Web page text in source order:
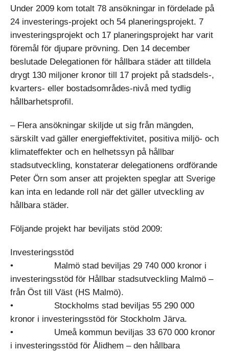
Under 2009 kom totalt 78 ansökningar in fördelade på
24 investerings-projekt och 54 planeringsprojekt. 7
investeringsprojekt och 17 planeringsprojekt har varit
föremål för djupare prövning. Den 14 december
beslutade Delegationen för hållbara städer att tilldela
drygt 130 miljoner kronor till 17 projekt på stadsdels-,
kvarters- eller bostadsområdes-nivå med tydlig
hållbarhetsprofil.
– Flera ansökningar skiljde ut sig från mängden,
särskilt vad gäller energieffektivitet, positiva miljö- och
klimateffekter och en helhetssyn på hållbar
stadsutveckling, konstaterar delegationens ordförande
Peter Örn som anser att projekten speglar att Sverige
kan inta en ledande roll när det gäller utveckling av
hållbara städer.
Följande projekt har beviljats stöd 2009:
Investeringsstöd
• Malmö stad beviljas 29 740 000 kronor i
investeringsstöd för Hållbar stadsutveckling Malmö –
från Öst till Väst (HS Malmö).
• Stockholms stad beviljas 55 290 000
kronor i investeringsstöd för Stockholm Järva.
• Umeå kommun beviljas 33 670 000 kronor
i investeringsstöd för Ålidhem ‒ den hållbara